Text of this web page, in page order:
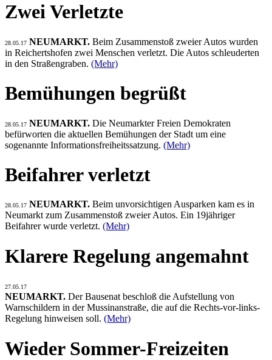
Zwei Verletzte
28.05.17 NEUMARKT. Beim Zusammenstoß zweier Autos wurden
in Reichertshofen zwei Menschen verletzt. Die Autos schleuderten
in den Straßengraben. (Mehr)
Bemühungen begrüßt
28.05.17 NEUMARKT. Die Neumarkter Freien Demokraten
befürworten die aktuellen Bemühungen der Stadt um eine
sogenannte Informationsfreiheitssatzung. (Mehr)
Beifahrer verletzt
28.05.17 NEUMARKT. Beim unvorsichtigen Ausparken kam es in
Neumarkt zum Zusammenstoß zweier Autos. Ein 19jähriger
Beifahrer wurde verletzt. (Mehr)
Klarere Regelung angemahnt
27.05.17
NEUMARKT. Der Bausenat beschloß die Aufstellung von
Warnschildern in der Mussinanstraße, die auf die Rechts-vor-links-
Regelung hinweisen soll. (Mehr)
Wieder Sommer-Freizeiten